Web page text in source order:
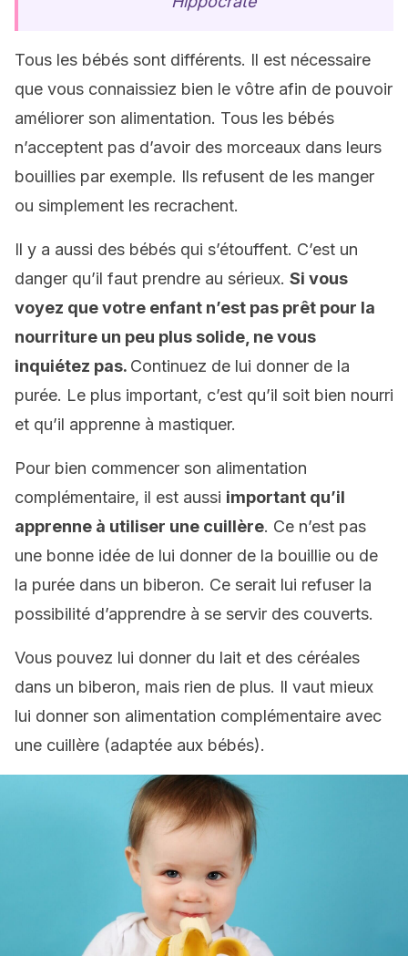
Tous les bébés sont différents. Il est nécessaire
que vous connaissiez bien le vôtre afin de pouvoir
améliorer son alimentation. Tous les bébés
n’acceptent pas d’avoir des morceaux dans leurs
bouillies par exemple. Ils refusent de les manger
ou simplement les recrachent.
Il y a aussi des bébés qui s’étouffent. C’est un
danger qu’il faut prendre au sérieux. Si vous
voyez que votre enfant n’est pas prêt pour la
nourriture un peu plus solide, ne vous
inquiétez pas. Continuez de lui donner de la
purée. Le plus important, c’est qu’il soit bien nourri
et qu’il apprenne à mastiquer.
Pour bien commencer son alimentation
complémentaire, il est aussi important qu’il
apprenne à utiliser une cuillère. Ce n’est pas
une bonne idée de lui donner de la bouillie ou de
la purée dans un biberon. Ce serait lui refuser la
possibilité d’apprendre à se servir des couverts.
Vous pouvez lui donner du lait et des céréales
dans un biberon, mais rien de plus. Il vaut mieux
lui donner son alimentation complémentaire avec
une cuillère (adaptée aux bébés).